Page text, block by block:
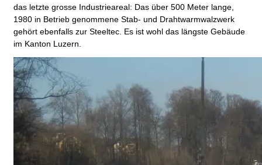
das letzte grosse Industrieareal: Das über 500 Meter lange,
1980 in Betrieb genommene Stab- und Drahtwarmwalzwerk
gehört ebenfalls zur Steeltec. Es ist wohl das längste Gebäude
im Kanton Luzern.